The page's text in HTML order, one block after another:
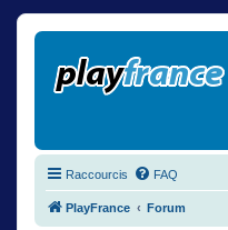
Raccourcis FAQ
PlayFrance Forum